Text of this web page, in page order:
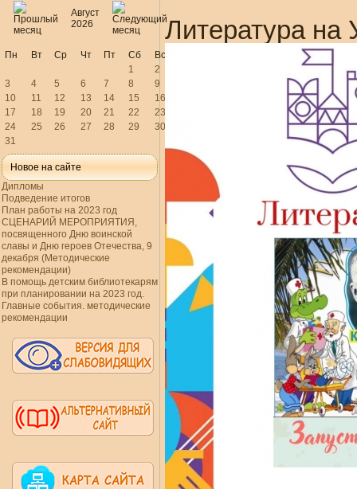
Август
2026
Пн Вт Ср Чт Пт Сб
Вс
1
2
3
4 5 6 7 8
9
10
11 12 13 14 15
16
17
18 19 20 21 22
23
24
25 26 27 28 29
30
31
Новое на сайте
Дипломы
Подведение итогов
План работы на 2023 год
СЦЕНАРИЙ МЕРОПРИЯТИЯ,
посвященного Дню воинской
славы и Дню героев Отечества, 9
декабря (Методические
рекомендации)
В помощь детским библиотекарям
при планировании на 2023 год.
Главные события. методические
рекомендации
Литература на